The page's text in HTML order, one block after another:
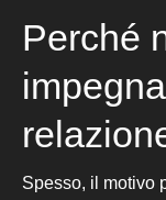
Perché
Spesso, il motivo